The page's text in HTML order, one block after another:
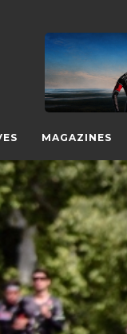
MAGAZINES